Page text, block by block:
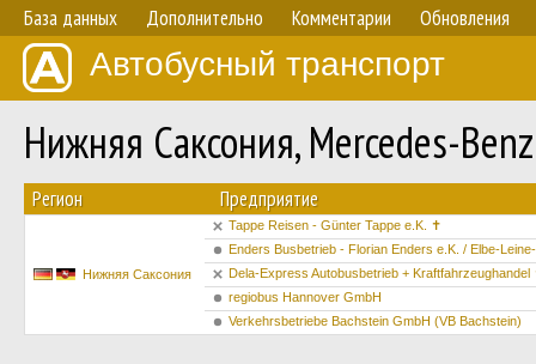
База данных Дополнительно Комментарии Обновления
Автобусный транспорт
Нижняя Саксония, Mercedes-
Регион Предприятие
Нижняя Саксония
Tappe Reisen - Günter Tappe e.K. ✝
Enders Busbetrieb - Florian Enders e.K. / Elbe-
Dela-Express Autobusbetrieb + Kraftfahrzeughandel
regiobus Hannover GmbH
Verkehrsbetriebe Bachstein GmbH (VB Bachstein)